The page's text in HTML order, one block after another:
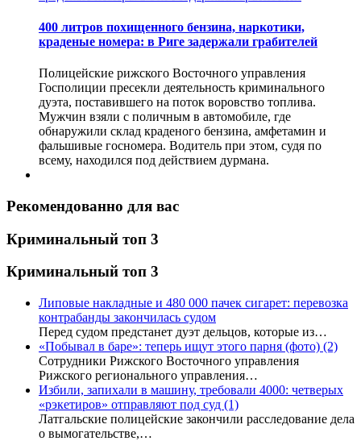
400 литров похищенного бензина, наркотики,
краденые номера: в Риге задержали грабителей
Полицейские рижского Восточного управления
Госполиции пресекли деятельность криминального
дуэта, поставившего на поток воровство топлива.
Мужчин взяли с поличным в автомобиле, где
обнаружили склад краденого бензина, амфетамин и
фальшивые госномера. Водитель при этом, судя по
всему, находился под действием дурмана.
Рекомендованно для вас
Криминальный топ 3
Криминальный топ 3
Липовые накладные и 480 000 пачек сигарет: перевозка
контрабанды закончилась судом
Перед судом предстанет дуэт дельцов, которые из…
«Побывал в баре»: теперь ищут этого парня (фото) (2)
Сотрудники Рижского Восточного управления
Рижского регионального управления…
Избили, запихали в машину, требовали 4000: четверых
«рэкетиров» отправляют под суд (1)
Латгальские полицейские закончили расследование дела
о вымогательстве,…